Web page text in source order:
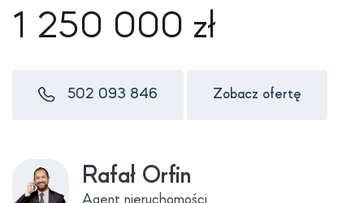
1 250 000 zł
502 093 846 Zobacz ofertę
Rafał Orfin
Agent nieruchomości